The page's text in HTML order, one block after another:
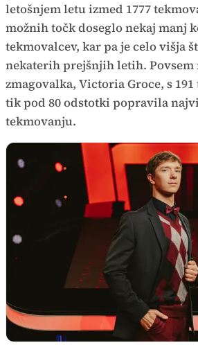
letošnjem letu izmed 1777
možnih točk doseglo nekaj manj
tekmovalcev, kar pa je celo višja
nekaterih prejšnjih letih. Povsem
zmagovalka, Victoria Groce, s
tik pod 80 odstotki popravila
tekmovanju.